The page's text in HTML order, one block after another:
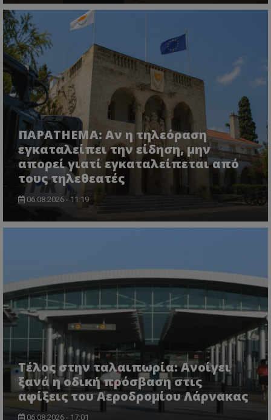
ΠΑΡΑTHEMA: Αν η τηλεόραση
εγκαταλείπει την είδηση, μην
απορεί γιατί εγκαταλείπεται από
τους τηλεθεατές
06.08.2026 - 11:19
Τέλος στην ταλαιπωρία: Ανοίγει
ξανά η οδική πρόσβαση στις
αφίξεις του Αεροδρομίου Λάρνακας
06.08.2026 - 17:01